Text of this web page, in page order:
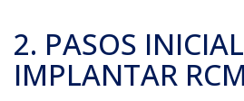
2. PASOS
IMPLANTAR RCM